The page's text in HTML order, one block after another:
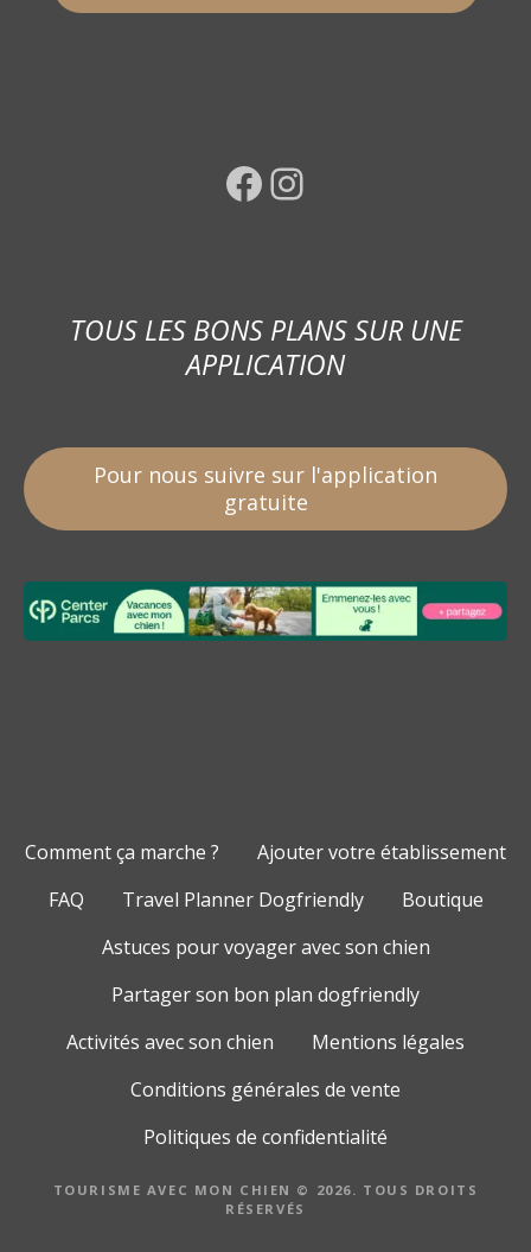
Facebook Instagram
TOUS LES BONS PLANS SUR UNE
APPLICATION
Pour nous suivre sur l'application
gratuite
Comment ça marche ?
Ajouter votre établissement
FAQ
Travel Planner Dogfriendly
Boutique
Astuces pour voyager avec son chien
Partager son bon plan dogfriendly
Activités avec son chien
Mentions légales
Conditions générales de vente
Politiques de confidentialité
TOURISME AVEC MON CHIEN © 2026. TOUS DROITS
RÉSERVÉS